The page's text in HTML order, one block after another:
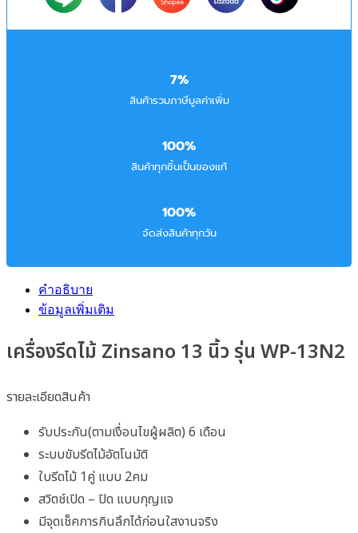
7%
สินค้ารวมภาษีมูลค่าเพิ่ม
100%
สินค้าทุกชิ้นเป็นของแท้
100%
จัดส่งสินค้าทุกวัน
คำอธิบาย
ข้อมูลเพิ่มเติม
เครื่องรีดไม้ Zinsano 13 นิ้ว รุ่น WP-13N2
รายละเอียดสินค้า
รับประกัน(ตามเงื่อนไขผู้ผลิต) 6 เดือน
ระบบขับรีดไม้อัตโนมัติ
ใบรีดไม้ 1คู่ แบบ 2คม
สวิตช์เปิด – ปิด แบบกุญแจ
มีจุดเช็คการกินลึกได้ก่อนใสงานจริง